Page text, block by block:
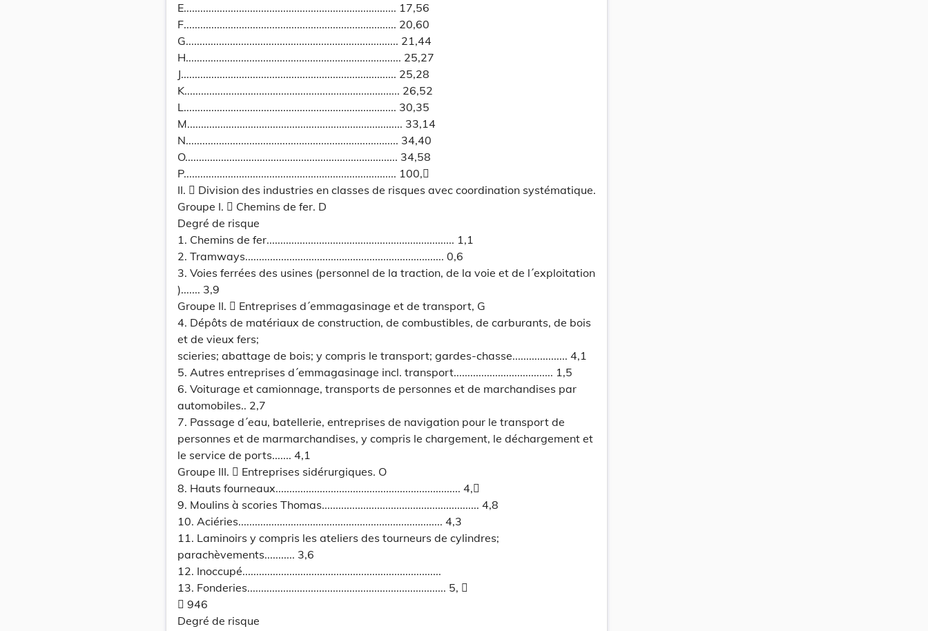
E............................................................................. 17,56
F............................................................................. 20,60
G............................................................................. 21,44
H.............................................................................. 25,27
J.............................................................................. 25,28
K.............................................................................. 26,52
L............................................................................. 30,35
M.............................................................................. 33,14
N............................................................................. 34,40
O............................................................................. 34,58
P............................................................................. 100,
II.  Division des industries en classes de risques avec coordination systématique.
Groupe I.  Chemins de fer. D
Degré de risque
1. Chemins de fer.................................................................... 1,1
2. Tramways........................................................................ 0,6
3. Voies ferrées des usines (personnel de la traction, de la voie et de l´exploitation
)....... 3,9
Groupe II.  Entreprises d´emmagasinage et de transport, G
4. Dépôts de matériaux de construction, de combustibles, de carburants, de bois
et de vieux fers;
scieries; abattage de bois; y compris le transport; gardes-chasse.................... 4,1
5. Autres entreprises d´emmagasinage incl. transport.................................... 1,5
6. Voiturage et camionnage, transports de personnes et de marchandises par
automobiles.. 2,7
7. Passage d´eau, batellerie, entreprises de navigation pour le transport de
personnes et de marmarchandises, y compris le chargement, le déchargement et
le service de ports....... 4,1
Groupe III.  Entreprises sidérurgiques. O
8. Hauts fourneaux................................................................... 4,
9. Moulins à scories Thomas......................................................... 4,8
10. Aciéries.......................................................................... 4,3
11. Laminoirs y compris les ateliers des tourneurs de cylindres;
parachèvements........... 3,6
12. Inoccupé........................................................................
13. Fonderies........................................................................ 5, 
 946
Degré de risque